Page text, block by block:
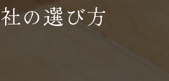
自然素材
の選び方